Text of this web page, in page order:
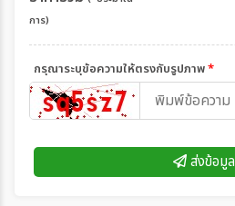
การ)
กรุณาระบุข้อความให้ตรงกับรูปภาพ*
ส่งข้อมูล